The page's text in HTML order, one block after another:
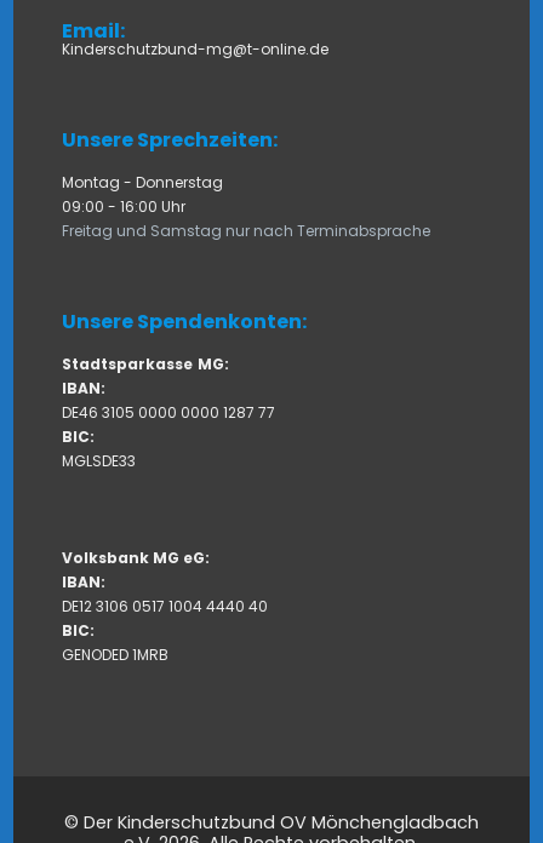
Email:
Kinderschutzbund-mg@t-online.de
Unsere Sprechzeiten:
Montag - Donnerstag
09:00 - 16:00 Uhr
Freitag und Samstag nur nach Terminabsprache
Unsere Spendenkonten:
Stadtsparkasse MG:
IBAN:
DE46 3105 0000 0000 1287 77
BIC:
MGLSDE33
Volksbank MG eG:
IBAN:
DE12 3106 0517 1004 4440 40
BIC:
GENODED 1MRB
© Der Kinderschutzbund OV Mönchengladbach